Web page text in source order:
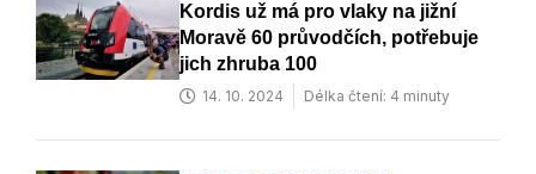
Kordis už má pro vlaky na jižní
Moravě 60 průvodčích, potřebuje
jich zhruba 100
14. 10. 2024 Délka čtení: 4 minuty